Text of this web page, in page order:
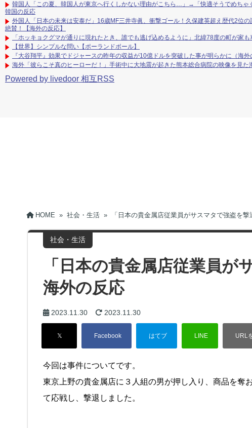
韓国人「この夏、韓国人が東京へ行くしかない理由がこちら…」→「快適そうでめちゃ
韓国の反応
外国人「日本の未来は安泰だ」16歳MF三井寺眞、衝撃ゴール！久保建英超え歴代2位
絶賛！【海外の反応】
「ホッキョクグマが通りに現れたとき、誰でも逃げ込めるように」北緯78度の町が家
【世界】シンプルな問い【ポーランドボール】
『大谷翔平』効果でドジャースの昨年の収益が10億ドルを突破した事が明らかに（海外
海外「彼らこそ真のヒーローだ！」手術中に大地震が起きた熊本総合病院の映像を見た
Powered by livedoor 相互RSS
HOME » 社会・生活 » 「日本の貴金属店従業員がサスマタで強盗を
社会・生活
「日本の貴金属店従業員が
海外の反応
2023.11.30 2023.11.30
今回は事件についてです。
東京上野の貴金属店に３人組の男が押し入り、商品を奪
て応戦し、撃退しました。